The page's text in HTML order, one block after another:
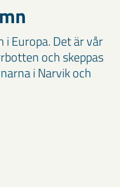
Europa. Det är vår
och skeppas
i Narvik och